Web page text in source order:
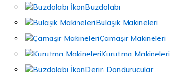
Buzdolabı
Bulaşık Makineleri
Çamaşır Makineleri
Kurutma Makineleri
Derin Dondurucular